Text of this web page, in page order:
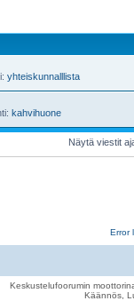
yhteiskunnalllista
kahvihuone
Näytä viestit
Error
Keskustelufoorumin
Käännös,